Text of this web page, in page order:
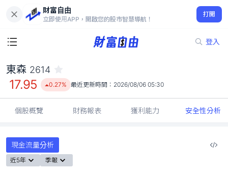
財富自由
立即使用APP，開啟您的股市智慧導航！
打開
登入
17.95
0.27%
東森 2614
17.95 0.27% 最近更新時間： 2026/08/06 05:30
個股概覽 財務報表 獲利能力 安全性分析
現金流量分析
近5年 季報